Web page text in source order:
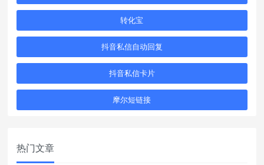
转化宝
抖音私信自动回复
抖音私信卡片
摩尔短链接
热门文章